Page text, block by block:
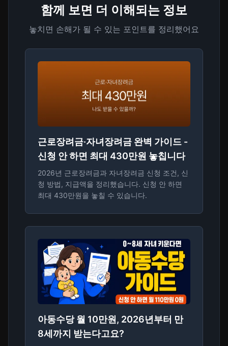
함께 보면 더 이해되는 정보
놓치면 손해가 될 수 있는 포인트를 정리했어요
근로장려금·자녀장려금 완벽 가이드 -
신청 안 하면 최대 430만원 놓칩니다
2026년 근로장려금과 자녀장려금 신청 조건, 신
청 방법, 지급액을 정리했습니다. 신청 안 하면
최대 430만원을 놓칠 수 있습니다.
아동수당 월 10만원, 2026년부터 만
8세까지 받는다고요?